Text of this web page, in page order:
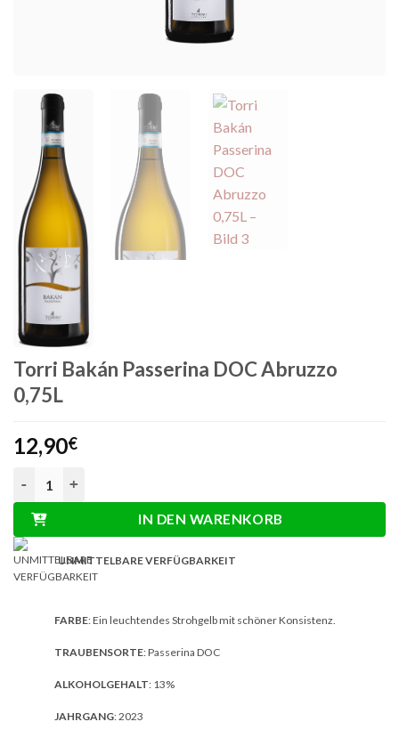
Torri Bakán Passerina DOC Abruzzo
0,75L
12,90€
IN DEN WARENKORB
UNMITTELBARE VERFÜGBARKEIT
FARBE: Ein leuchtendes Strohgelb mit schöner Konsistenz.
TRAUBENSORTE: Passerina DOC
ALKOHOLGEHALT: 13%
JAHRGANG: 2023